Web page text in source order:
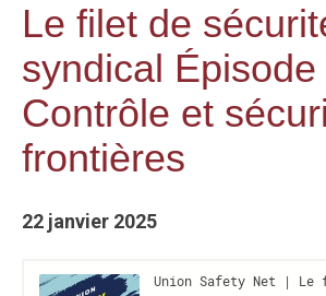
Le filet de
syndical
Contrôle et
frontières
22 janvier 2025